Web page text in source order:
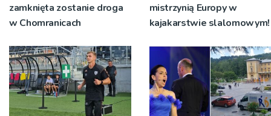
zamknięta zostanie droga
w Chomranicach
mistrzynią Europy w
kajakarstwie slalomowym!